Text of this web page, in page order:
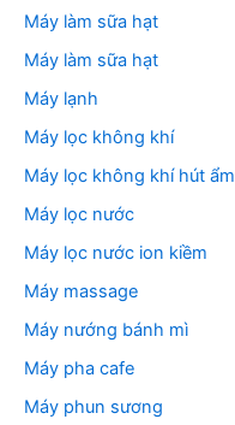
Máy làm sữa hạt
Máy làm sữa hạt
Máy lạnh
Máy lọc không khí
Máy lọc không khí hút ẩm
Máy lọc nước
Máy lọc nước ion kiềm
Máy massage
Máy nướng bánh mì
Máy pha cafe
Máy phun sương